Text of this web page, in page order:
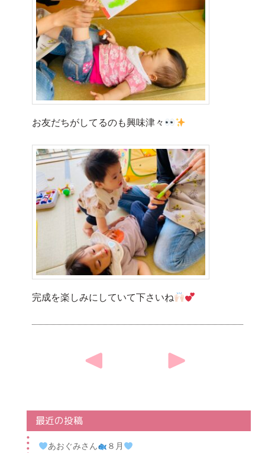
お友だちがしてるのも興味津々
完成を楽しみにしていて下さいね
navigation
最近の投稿
あおぐみさん ８月